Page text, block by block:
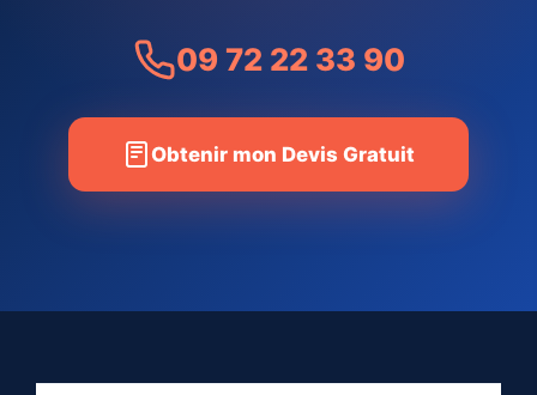
09 72 22 33 90
Obtenir mon Devis Gratuit